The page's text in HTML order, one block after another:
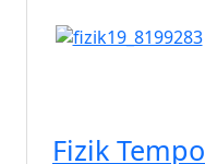
Fizik Tempo